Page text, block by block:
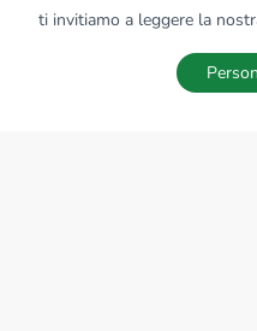
ti invitiamo a leggere la